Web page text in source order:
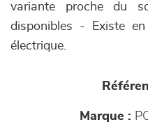
variante proche du
disponibles - Existe
électrique.
Marque :